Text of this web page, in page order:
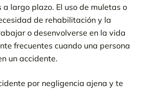
cadera: Consulta a un abogado de
fracturas de cadera o pelvis
cadera?
de cadera
de cadera
a largo plazo. El uso de muletas o
de rehabilitación y la
o desenvolverse en la vida
frecuentes cuando una persona
un accidente.
por negligencia ajena y te